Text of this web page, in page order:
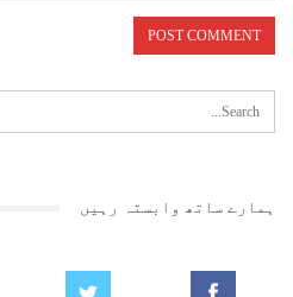
ہمارے ساتھ وابستہ رہیں